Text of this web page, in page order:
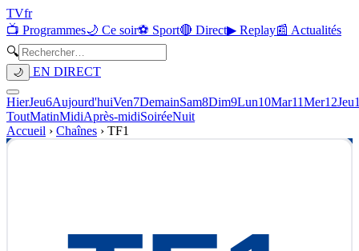
TVfr
📺 Programmes🌙 Ce soir⚽ Sport🔴 Direct▶ Replay📰 Actualités
🔍
🌙 EN DIRECT
HierJeu6Aujourd'huiVen7DemainSam8Dim9Lun10Mar11Mer12Jeu
ToutMatinMidiAprès-midiSoiréeNuit
Accueil › Chaînes › TF1